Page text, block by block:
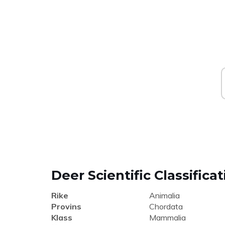
Deer Scientific
Rike
Animalia
Provins
Chordata
Klass
Mammalia